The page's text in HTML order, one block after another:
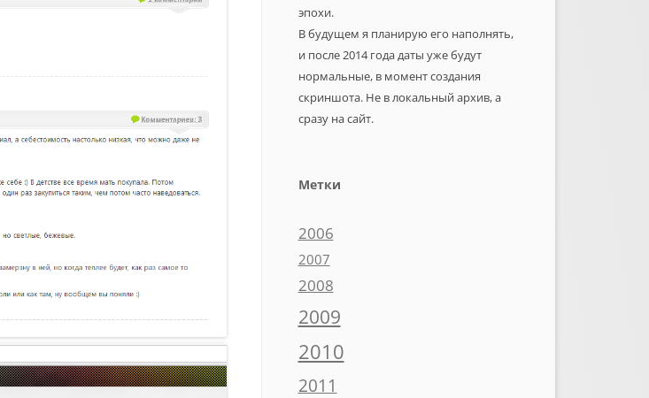
эпохи.
В будущем я планирую его наполнять,
и после 2014 года даты уже будут
нормальные, в момент создания
скриншота. Не в локальный архив, а
сразу на сайт.
Метки
2006
2007
2008
2009
2010
2011